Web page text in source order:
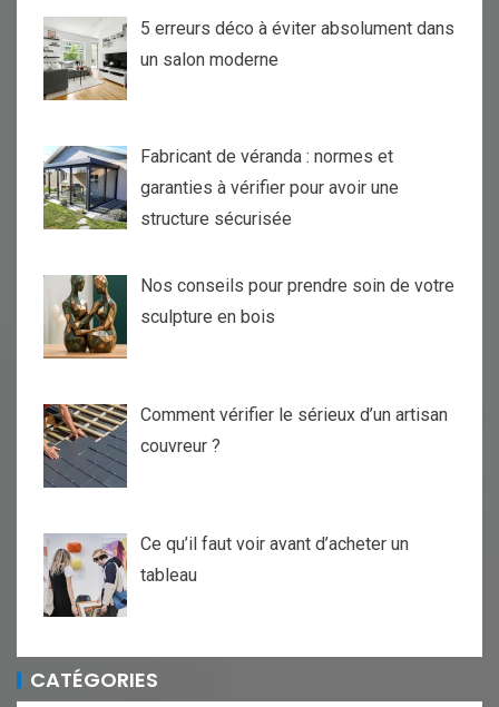
5 erreurs déco à éviter absolument dans
un salon moderne
Fabricant de véranda : normes et
garanties à vérifier pour avoir une
structure sécurisée
Nos conseils pour prendre soin de votre
sculpture en bois
Comment vérifier le sérieux d’un artisan
couvreur ?
Ce qu’il faut voir avant d’acheter un
tableau
CATÉGORIES